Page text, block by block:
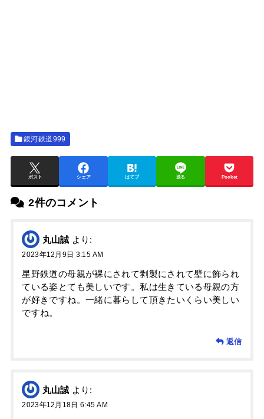
銀河鉄道999
ポスト シェア はてブ 送る Pocket
2件のコメント
丸山誠 より:
2023年12月9日 3:15 AM
星野鉄道の母親が裸にされて剥製にされて壁に飾られ
ている姿とても美しいです。私は生きている母親の方
が好きですね。一緒に暮らして頂きたいくらい美しい
ですね。
返信
丸山誠 より:
2023年12月18日 6:45 AM